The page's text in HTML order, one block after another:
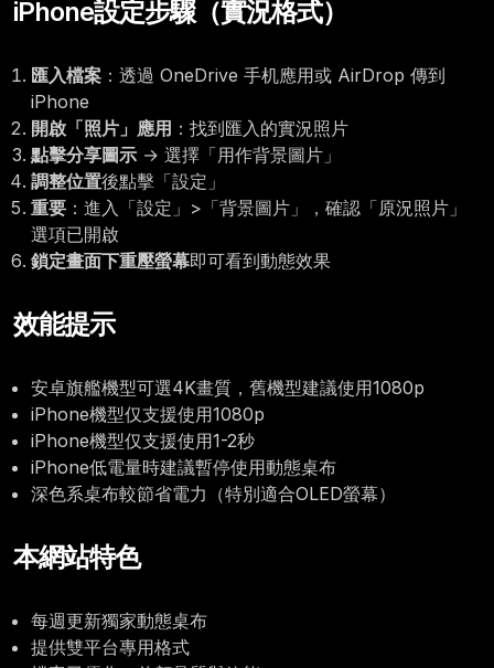
iPhone設定步驟（實況格式）
匯入檔案 ：透過 OneDrive 手机應用或 AirDrop 傳到
iPhone
開啟「照片」應用 ：找到匯入的實況照片
點擊分享圖示 → 選擇「用作背景圖片」
調整位置後點擊「設定」
重要 ：進入「設定」>「背景圖片」，確認「原況照片」
選項已開啟
鎖定畫面下重壓螢幕即可看到動態效果
效能提示
安卓旗艦機型可選4K畫質，舊機型建議使用1080p
iPhone機型仅支援使用1080p
iPhone機型仅支援使用1-2秒
iPhone低電量時建議暫停使用動態桌布
深色系桌布較節省電力（特別適合OLED螢幕）
本網站特色
每週更新獨家動態桌布
提供雙平台專用格式